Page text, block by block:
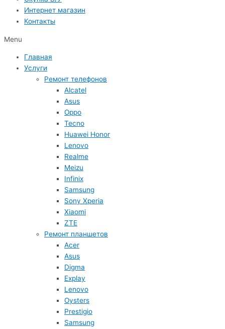
Интернет магазин
Контакты
Menu
Главная
Услуги
Ремонт телефонов
Alcatel
Asus
Oppo
Tecno
Huawei Honor
Lenovo
Realme
Meizu
Infinix
Samsung
Sony Xperia
Xiaomi
ZTE
Ремонт планшетов
Acer
Asus
Digma
Explay
Lenovo
Oysters
Prestigio
Samsung